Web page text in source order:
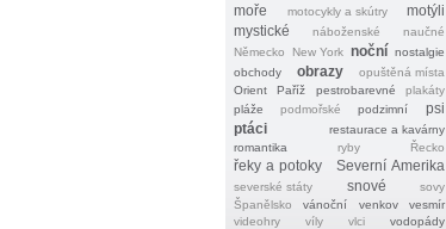
moře
motocykly a skútry
motýli
mystické
náboženské
naučné
Německo
New York noční nostalgie
obchody
obrazy
opuštěná místa
Orient
Paříž pestrobarevné
plakáty
pláže
podmořské podzimní
psi
ptáci
restaurace a kavárny
romantika
ryby Řecko
řeky a potoky Severní Amerika
severské státy snové
sovy
Španělsko
vánoční venkov
vesmír
videohry
víly vlci vodopády